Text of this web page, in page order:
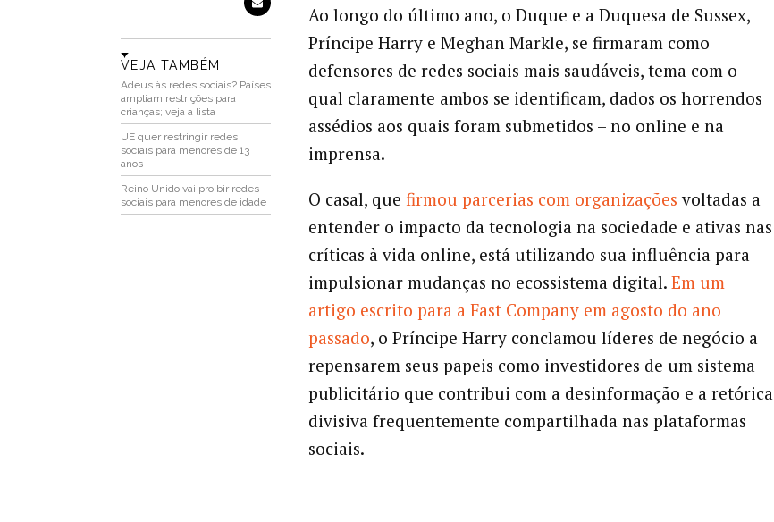
VEJA TAMBÉM
Adeus às redes sociais? Países
ampliam restrições para
crianças; veja a lista
UE quer restringir redes
sociais para menores de 13
anos
Reino Unido vai proibir redes
sociais para menores de idade
Ao longo do último ano, o Duque e a Duquesa de Sussex,
Príncipe Harry e Meghan Markle, se firmaram como
defensores de redes sociais mais saudáveis, tema com o
qual claramente ambos se identificam, dados os horrendos
assédios aos quais foram submetidos – no online e na
imprensa.
O casal, que firmou parcerias com organizações voltadas a
entender o impacto da tecnologia na sociedade e ativas nas
críticas à vida online, está utilizando sua influência para
impulsionar mudanças no ecossistema digital. Em um
artigo escrito para a Fast Company em agosto do ano
passado, o Príncipe Harry conclamou líderes de negócio a
repensarem seus papeis como investidores de um sistema
publicitário que contribui com a desinformação e a retórica
divisiva frequentemente compartilhada nas plataformas
sociais.